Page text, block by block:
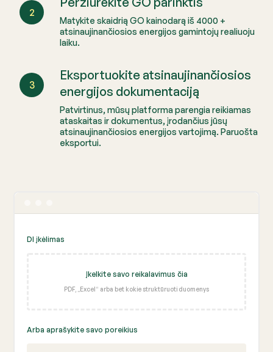
2
Matykite skaidrią GO kainodarą iš 4000 +
atsinaujinančiosios energijos gamintojų realiuoju
laiku.
3
Eksportuokite atsinaujinančiosios
energijos dokumentaciją
Patvirtinus, mūsų platforma parengia reikiamas
ataskaitas ir dokumentus, įrodančius jūsų
atsinaujinančiosios energijos vartojimą. Paruošta
eksportui.
DI įkėlimas
Įkelkite savo reikalavimus čia
PDF, „Excel“ arba bet kokie struktūruoti duomenys
Arba aprašykite savo poreikius